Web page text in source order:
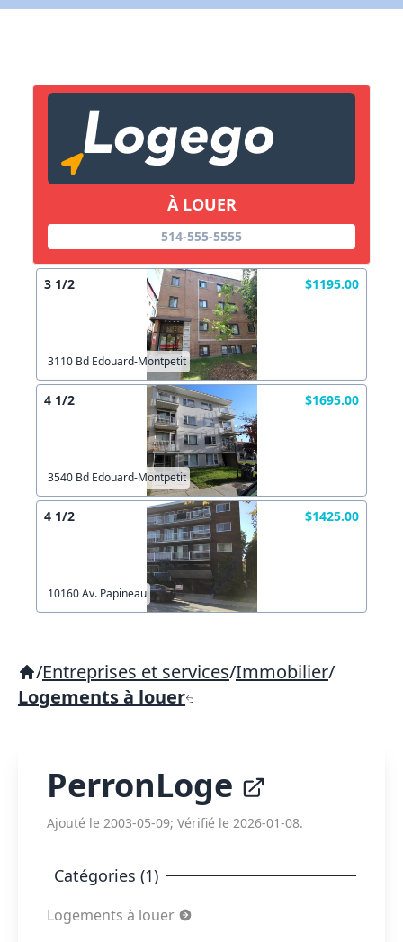
À LOUER
514-555-5555
3 1/2 $1195.00
3110 Bd Edouard-Montpetit
4 1/2 $1695.00
3540 Bd Edouard-Montpetit
4 1/2 $1425.00
10160 Av. Papineau
/Entreprises et services/Immobilier/
Logements à louer
PerronLoge
Ajouté le 2003-05-09; Vérifié le 2026-01-08.
Catégories (1)
Logements à louer
X Fermer Envoyez
Copier lien
X Fermer